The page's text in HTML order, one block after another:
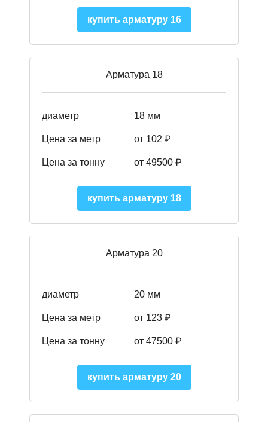
купить арматуру 16
Арматура 18
диаметр 18 мм
Цена за метр от 102 ₽
Цена за тонну от 49500 ₽
купить арматуру 18
Арматура 20
диаметр 20 мм
Цена за метр от 123 ₽
Цена за тонну от 47500 ₽
купить арматуру 20